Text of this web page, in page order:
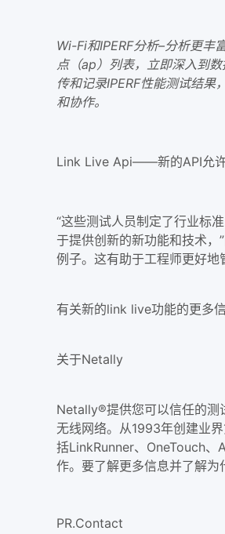
Wi-Fi和IPERF分析–分析更丰
点（ap）列表，立即深入到
传和记录IPERF性能测试结
和协作。
Link Live Api——新的API允许
“这些测试人员制定了行业标
于提供创新的新功能和技术
例子。这有助于工程师更好
有关新的link live功能的更多
关于Netally
Netally®提供您可以信任的测
无线网络。从1993年创建业
括LinkRunner、OneTouch、
作。要了解更多信息并了解
PR.Contact